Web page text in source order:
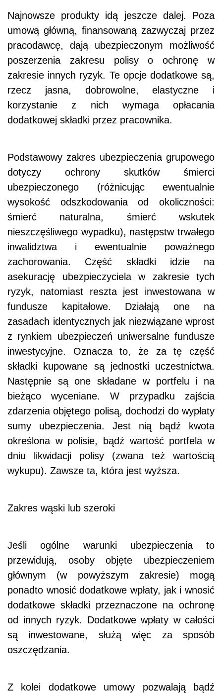
Najnowsze produkty idą jeszcze dalej. Poza
umową główną, finansowaną zazwyczaj przez
pracodawcę, dają ubezpieczonym możliwość
poszerzenia zakresu polisy o ochronę w
zakresie innych ryzyk. Te opcje dodatkowe są,
rzecz jasna, dobrowolne, elastyczne i
korzystanie z nich wymaga opłacania
dodatkowej składki przez pracownika.
Podstawowy zakres ubezpieczenia grupowego
dotyczy ochrony skutków śmierci
ubezpieczonego (różnicując ewentualnie
wysokość odszkodowania od okoliczności:
śmierć naturalna, śmierć wskutek
nieszczęśliwego wypadku), następstw trwałego
inwalidztwa i ewentualnie poważnego
zachorowania. Część składki idzie na
asekurację ubezpieczyciela w zakresie tych
ryzyk, natomiast reszta jest inwestowana w
fundusze kapitałowe. Działają one na
zasadach identycznych jak niezwiązane wprost
z rynkiem ubezpieczeń uniwersalne fundusze
inwestycyjne. Oznacza to, że za tę część
składki kupowane są jednostki uczestnictwa.
Następnie są one składane w portfelu i na
bieżąco wyceniane. W przypadku zajścia
zdarzenia objętego polisą, dochodzi do wypłaty
sumy ubezpieczenia. Jest nią bądź kwota
określona w polisie, bądź wartość portfela w
dniu likwidacji polisy (zwana też wartością
wykupu). Zawsze ta, która jest wyższa.
Zakres wąski lub szeroki
Jeśli ogólne warunki ubezpieczenia to
przewidują, osoby objęte ubezpieczeniem
głównym (w powyższym zakresie) mogą
ponadto wnosić dodatkowe wpłaty, jak i wnosić
dodatkowe składki przeznaczone na ochronę
od innych ryzyk. Dodatkowe wpłaty w całości
są inwestowane, służą więc za sposób
oszczędzania.
Z kolei dodatkowe umowy pozwalają bądź